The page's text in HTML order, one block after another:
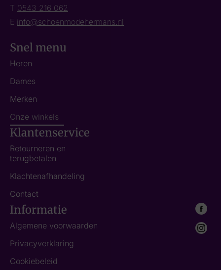
T 0543 216 062
E info@schoenmodehermans.nl
Snel menu
Heren
Dames
Merken
Onze winkels
Klantenservice
Retourneren en
terugbetalen
Klachtenafhandeling
Contact
Informatie
Algemene voorwaarden
Privacyverklaring
Cookiebeleid